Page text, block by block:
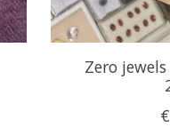
Zero